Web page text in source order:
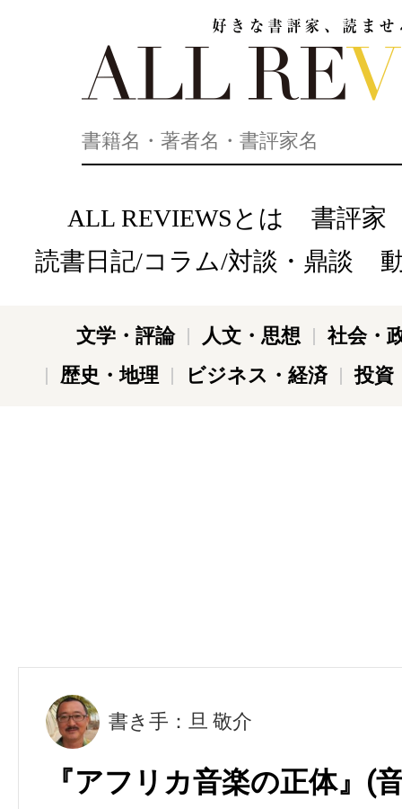
ALL REVIEWSとは
書評家
読書日記/コラム/対談・鼎談
文学・評論 人文・思想
社会・
歴史・地理
ビジネス・経済 投資
書き手：旦 敬介
『アフリカ音楽の正体』(